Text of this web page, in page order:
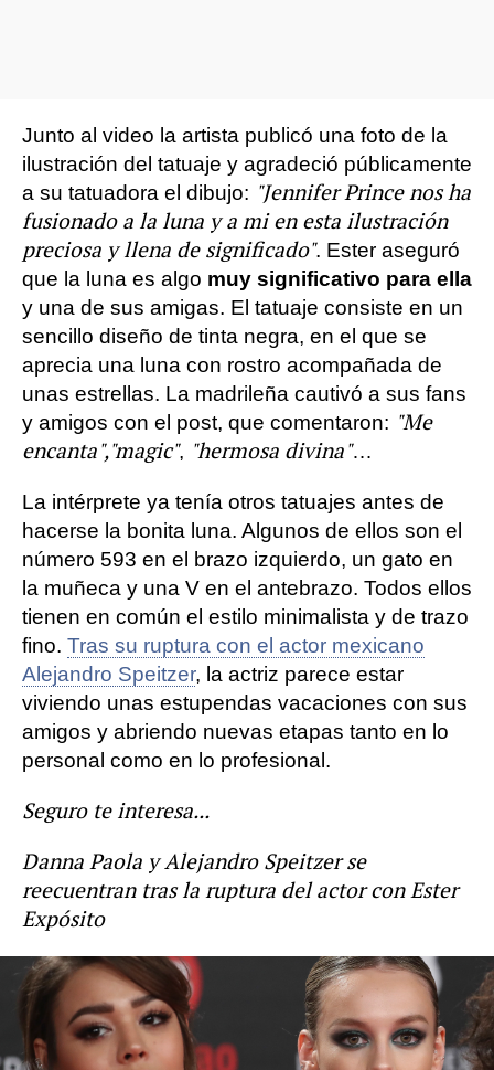
Junto al video la artista publicó una foto de la
ilustración del tatuaje y agradeció públicamente
a su tatuadora el dibujo: "Jennifer Prince nos ha
fusionado a la luna y a mi en esta ilustración
preciosa y llena de significado". Ester aseguró
que la luna es algo muy significativo para ella
y una de sus amigas. El tatuaje consiste en un
sencillo diseño de tinta negra, en el que se
aprecia una luna con rostro acompañada de
unas estrellas. La madrileña cautivó a sus fans
y amigos con el post, que comentaron: "Me
encanta","magic", "hermosa divina"…
La intérprete ya tenía otros tatuajes antes de
hacerse la bonita luna. Algunos de ellos son el
número 593 en el brazo izquierdo, un gato en
la muñeca y una V en el antebrazo. Todos ellos
tienen en común el estilo minimalista y de trazo
fino. Tras su ruptura con el actor mexicano
Alejandro Speitzer, la actriz parece estar
viviendo unas estupendas vacaciones con sus
amigos y abriendo nuevas etapas tanto en lo
personal como en lo profesional.
Seguro te interesa...
Danna Paola y Alejandro Speitzer se
reecuentran tras la ruptura del actor con Ester
Expósito
Ester Expósito